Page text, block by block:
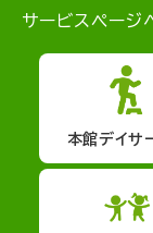
サービスページ
本館デイサ